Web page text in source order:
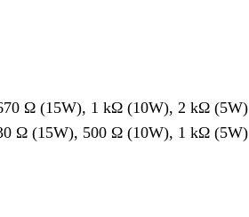
Ω (15W), 1 kΩ (10W), 2 kΩ (5W)
Ω (15W), 500 Ω (10W), 1 kΩ (5W)